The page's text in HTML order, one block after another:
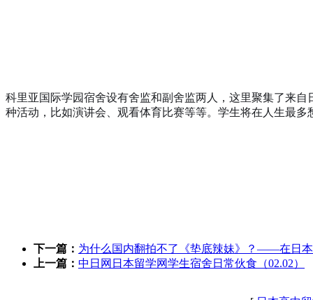
科里亚国际学园宿舍设有舍监和副舍监两人，这里聚集了来
种活动，比如演讲会、观看体育比赛等等。学生将在人生最
下一篇： 为什么国内翻拍不了《垫底辣妹》？——在日
上一篇： 中日网日本留学网学生宿舍日常伙食（02.02）